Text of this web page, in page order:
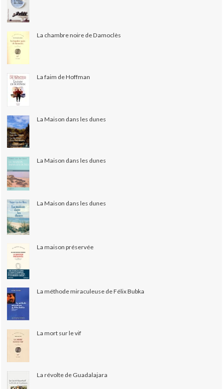
La chambre noire de Damoclès
La faim de Hoffman
La Maison dans les dunes
La Maison dans les dunes
La Maison dans les dunes
La maison préservée
La méthode miraculeuse de Félix Bubka
La mort sur le vif
La révolte de Guadalajara